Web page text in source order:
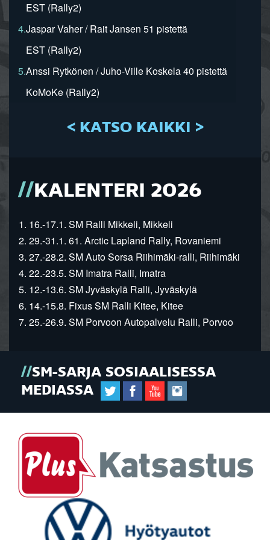
EST (Rally2)
4.Jaspar Vaher / Rait Jansen 51 pistettä
EST (Rally2)
5.Anssi Rytkönen / Juho-Ville Koskela 40 pistettä
KoMoKe (Rally2)
< KATSO KAIKKI >
KALENTERI 2026
1. 16.-17.1. SM Ralli Mikkeli, Mikkeli
2. 29.-31.1. 61. Arctic Lapland Rally, Rovaniemi
3. 27.-28.2. SM Auto Sorsa Riihimäki-ralli, Riihimäki
4. 22.-23.5. SM Imatra Ralli, Imatra
5. 12.-13.6. SM Jyväskylä Ralli, Jyväskylä
6. 14.-15.8. Fixus SM Ralli Kitee, Kitee
7. 25.-26.9. SM Porvoon Autopalvelu Ralli, Porvoo
SM-SARJA SOSIAALISESSA
MEDIASSA